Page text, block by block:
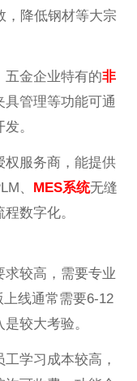
，降低钢材等大宗
五金企业特有的非
管理等功能可通
。
权服务商，能提供
、 MES系统无缝
数字化。
求较高，需要专业
线通常需要6-12
较大考验。
学习成本较高，